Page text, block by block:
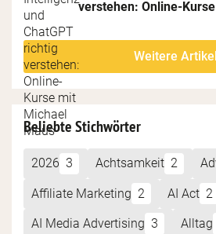
verstehen: Online-
Weitere Artikel
Beliebte Stichwörter
2026 3 Achtsamkeit 2
Affiliate Marketing 2 AI Act 2
AI Media Advertising 3 Alltag